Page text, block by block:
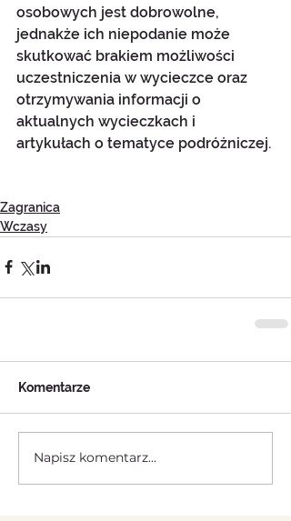
osobowych jest dobrowolne,
jednakże ich niepodanie może
skutkować brakiem możliwości
uczestniczenia w wycieczce oraz
otrzymywania informacji o
aktualnych wycieczkach i
artykułach o tematyce podróżniczej.
Zagranica
Wczasy
Komentarze
Napisz komentarz...